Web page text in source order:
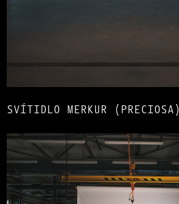
SVÍTIDLO MERKUR (PRECIOSA)